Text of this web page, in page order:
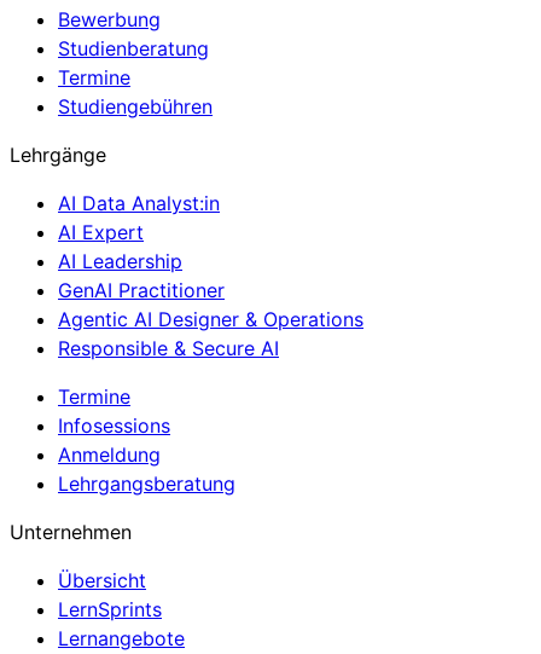
Bewerbung
Studienberatung
Termine
Studiengebühren
Lehrgänge
AI Data Analyst:in
AI Expert
AI Leadership
GenAI Practitioner
Agentic AI Designer & Operations
Responsible & Secure AI
Termine
Infosessions
Anmeldung
Lehrgangsberatung
Unternehmen
Übersicht
LernSprints
Lernangebote